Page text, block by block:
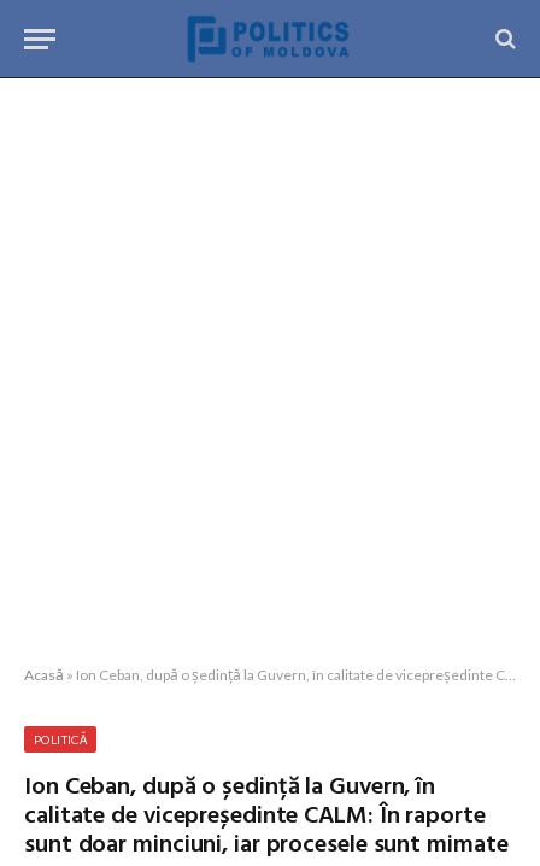
Acasă » Ion Ceban, după o ședință la Guvern, în calitate de vicepreședinte CALM: În raporte sunt doar minciuni, iar procesele sunt mimate
POLITICĂ
Ion Ceban, după o ședință la Guvern, în
calitate de vicepreședinte CALM: În raporte
sunt doar minciuni, iar procesele sunt mimate